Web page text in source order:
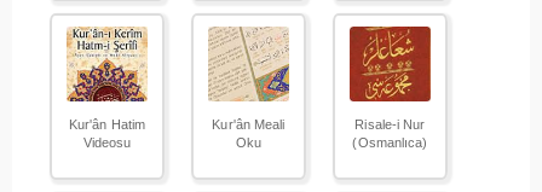
Kur'ân Hatim
Videosu
Kur'ân Meali
Oku
Risale-i Nur
(Osmanlıca)